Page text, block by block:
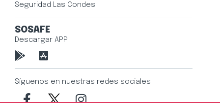
Seguridad Las Condes
SOSAFE
Descargar APP
Síguenos en nuestras redes sociales